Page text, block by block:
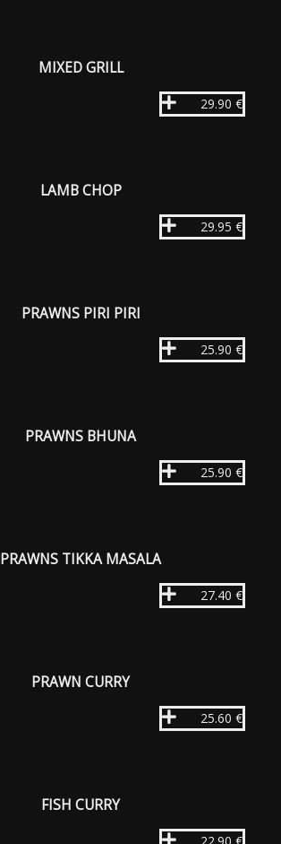
MIXED GRILL
29.90 €
LAMB CHOP
29.95 €
PRAWNS PIRI PIRI
25.90 €
PRAWNS BHUNA
25.90 €
PRAWNS TIKKA MASALA
27.40 €
PRAWN CURRY
25.60 €
FISH CURRY